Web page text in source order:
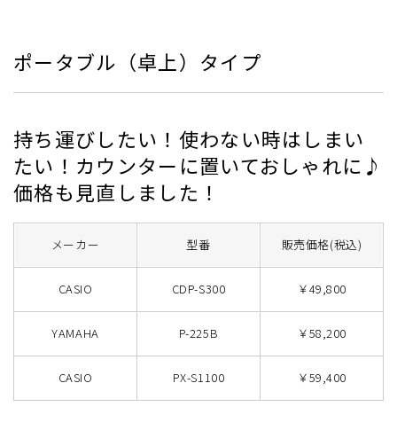
ポータブル（卓上）タイプ
持ち運びしたい！使わない時はしまい
たい！カウンターに置いておしゃれに♪
価格も見直しました！
メーカー 型番 販売価格(税込)
CASIO CDP-S300 ￥49,800
YAMAHA P-225B ￥58,200
CASIO PX-S1100 ￥59,400